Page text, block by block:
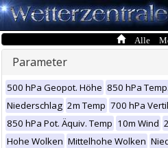
Alle
Parameter
500 hPa Geopot. Höhe 850 hPa Temp.
Niederschlag 2m Temp 700 hPa
850 hPa Pot. Äquiv. Temp 10m Wind
Hohe Wolken Mittelhohe Wolken